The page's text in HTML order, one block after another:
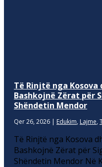
Të Rinjtë nga Kosova
Bashkojnë Zërat për
Shëndetin Mendor
Qer 26, 2026 | Edukim, Lajme,
Të Rinjtë nga Kosova
Bashkojnë Zërat për
Shëndetin Mendor Në